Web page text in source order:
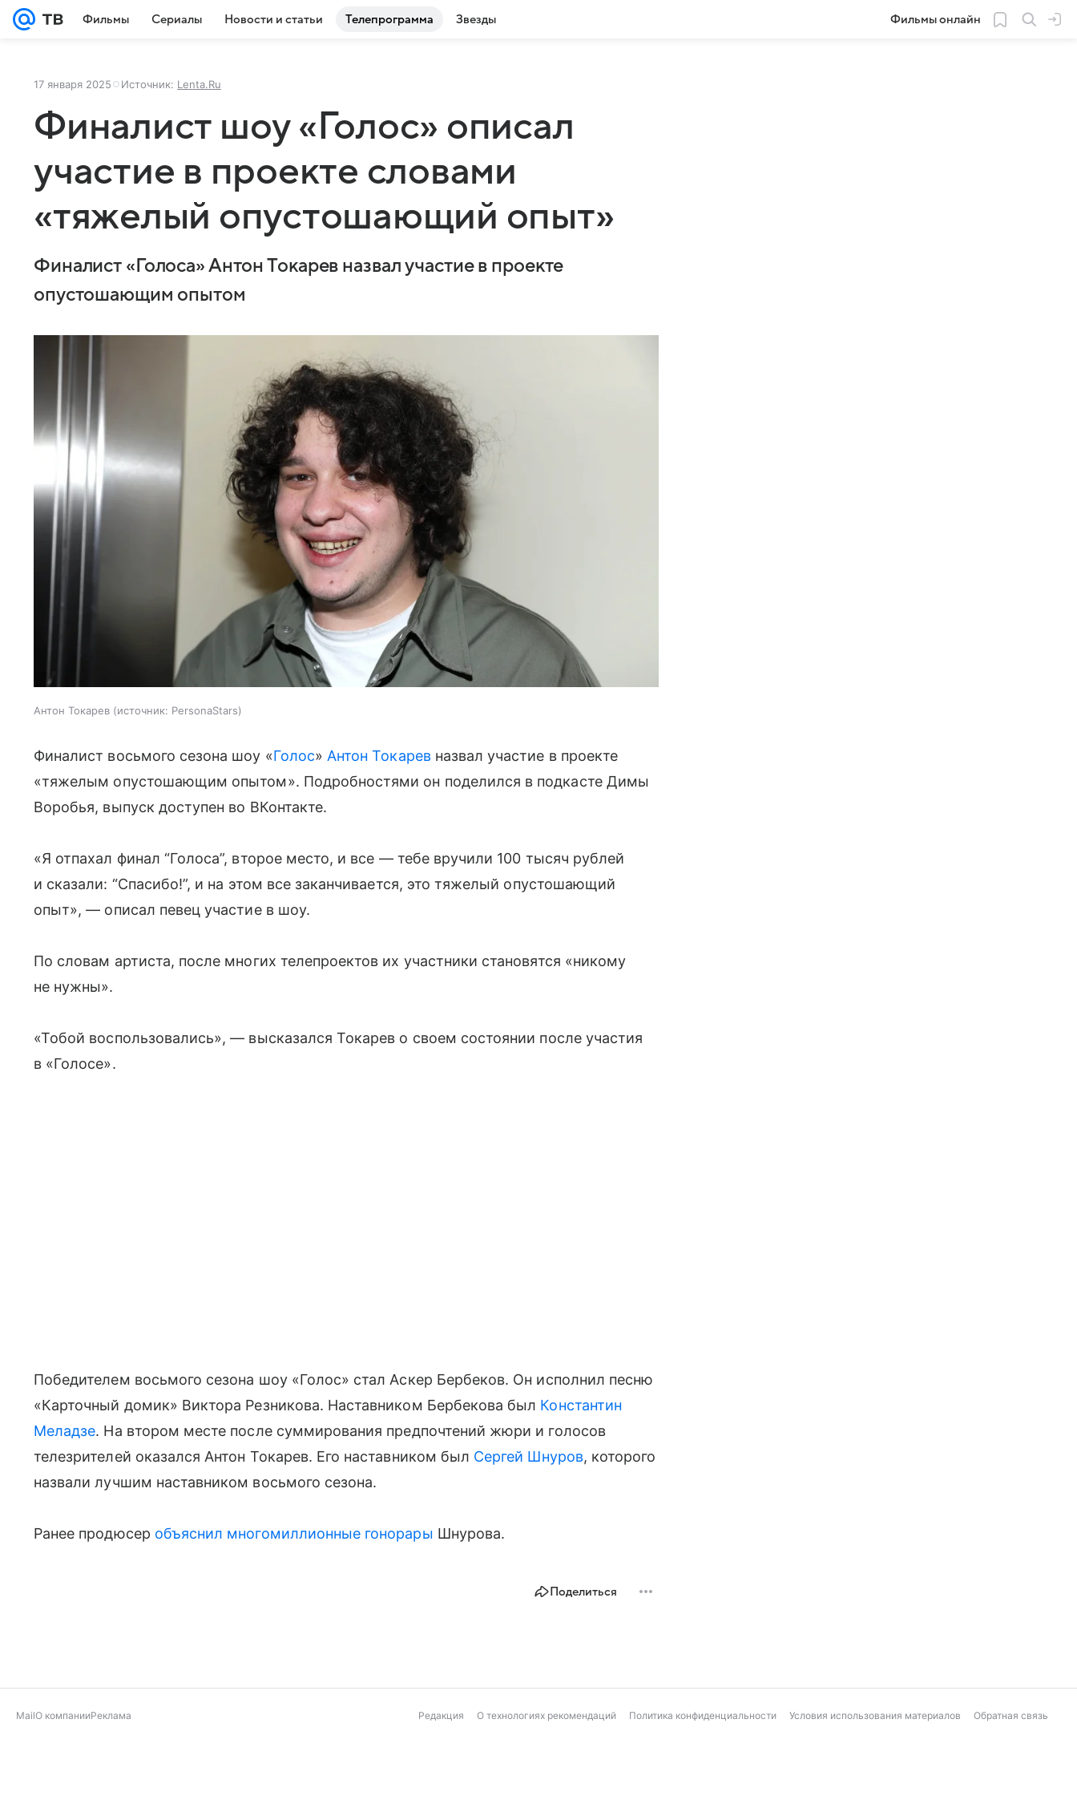
Фильмы Сериалы Новости и статьи Телепрограмма Звезды Фильмы онлайн
17 января 2025 Источник: Lenta.Ru
Финалист шоу «Голос» описал
участие в проекте словами
«тяжелый опустошающий опыт»
Финалист «Голоса» Антон Токарев назвал участие в проекте
опустошающим опытом
Антон Токарев источник: PersonaStars
Финалист восьмого сезона шоу «Голос» Антон Токаревназвал участие в проекте
«тяжелым опустошающим опытом». Подробностями он поделился в подкасте Димы
Воробья, выпуск доступен во ВКонтакте.
«Я отпахал финал “Голоса”, второе место, и все — тебе вручили 100 тысяч рублей
и сказали: “Спасибо!”, и на этом все заканчивается, это тяжелый опустошающий
опыт», — описал певец участие в шоу.
По словам артиста, после многих телепроектов их участники становятся «никому
не нужны».
«Тобой воспользовались», — высказался Токарев о своем состоянии после участия
в «Голосе».
Победителем восьмого сезона шоу «Голос» стал Аскер Бербеков. Он исполнил песню
«Карточный домик» Виктора Резникова. Наставником Бербекова был Константин
Меладзе. На втором месте после суммирования предпочтений жюри и голосов
телезрителей оказался Антон Токарев. Его наставником был Сергей Шнуров, которого
назвали лучшим наставником восьмого сезона.
Ранее продюсер объяснил многомиллионные гонорары Шнурова.
Поделиться
MailО компанииРеклама Редакция О технологиях рекомендаций Политика конфиденциальности Условия использования материалов Обратная связь